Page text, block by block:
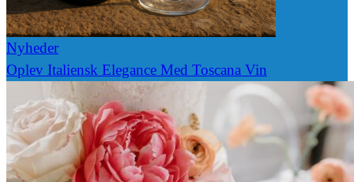
Nyheder
Oplev Italiensk Elegance Med Toscana Vin